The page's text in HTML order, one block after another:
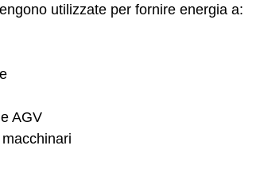
utilizzate per fornire energia a:
AGV